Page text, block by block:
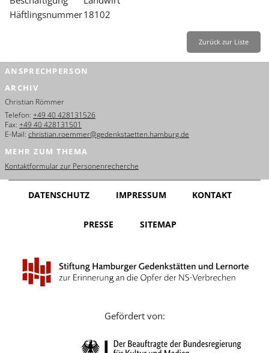
Deutsch Zurück
Deutsch
Français
Dansk
Español
Italiano
Português
Yкраїнський
Русский
Gebärdensprache
Häftlingsnummer18102
Zurück zur Liste
ANSPRECHPERSON
ARCHIV
Christian Römmer
Telefon: +49 40 428131526
Fax: +49 40 428131501
E-Mail: christian.roemmer@gedenkstaetten.hamburg.de
MEHR ZUM THEMA
Kontaktformular zur Personenrecherche
DATENSCHUTZ IMPRESSUM KONTAKT
PRESSE SITEMAP
Gefördert von: